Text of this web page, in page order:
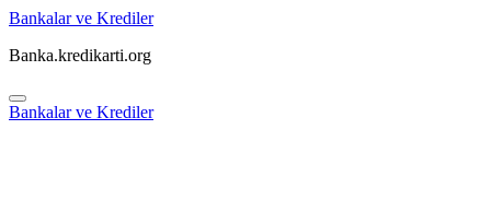
Skip
content
Bankalar ve Krediler
Banka.kredikarti.org
Bankalar ve Krediler